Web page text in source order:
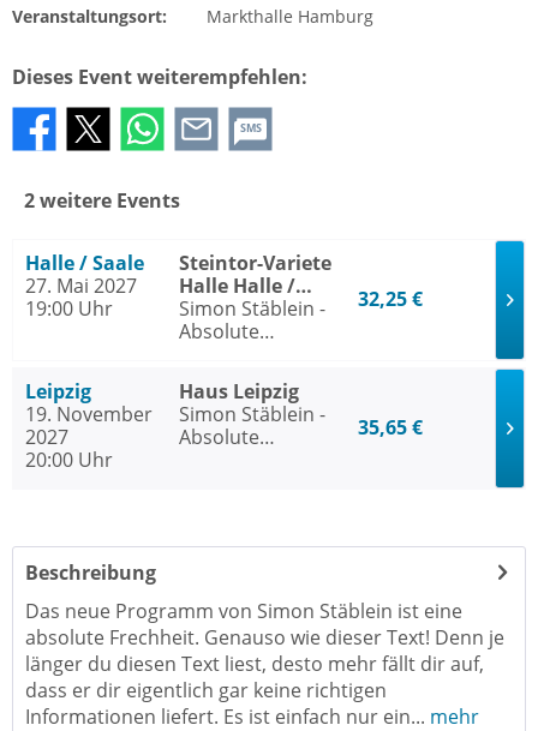
Veranstaltungsort:
Markthalle Hamburg
Dieses Event weiterempfehlen:
SMS
2 weitere Events
Halle / Saale
27. Mai 2027
19:00 Uhr
Steintor-Variete
Halle Halle /
Saale
Simon Stäblein -
Absolute
32,25 €
Leipzig
19. November
2027
20:00 Uhr
Haus Leipzig
Simon Stäblein -
Absolute
35,65 €
Beschreibung
Das neue Programm von Simon Stäblein ist eine
absolute Frechheit. Genauso wie dieser Text! Denn je
länger du diesen Text liest, desto mehr fällt dir auf,
dass er dir eigentlich gar keine richtigen
Informationen liefert. Es ist einfach nur ein... mehr